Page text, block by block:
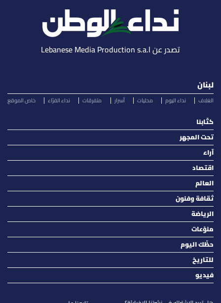
تصدر عن Lebanese Media Production s.a.l
لبنان
الغلاف نداء اليوم محليات أسرار متفرقات نداء القرّاء خاص الموقع
كتّابنا
تحت المجهر
آراء
اقتصاد
العالم
ثقافة وفنون
الرياضة
منوّعات
حظّك اليوم
للتاريخ
فيديو